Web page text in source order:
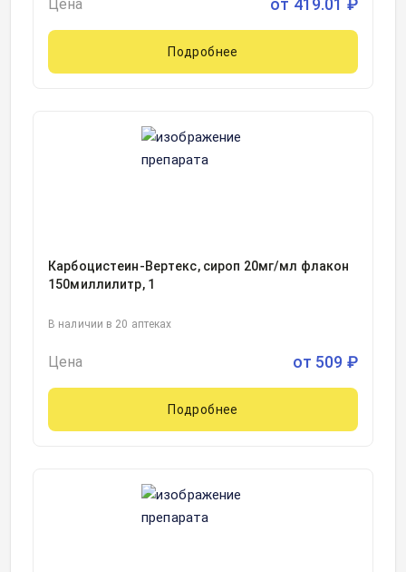
Цена от 419.01 ₽
Подробнее
Карбоцистеин-Вертекс, сироп 20мг/мл флакон
150миллилитр, 1
В наличии в 20 аптеках
Цена от 509 ₽
Подробнее